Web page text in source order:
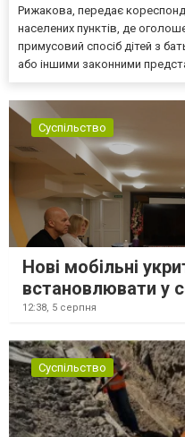
Рижакова, передає
населених пунктів, де
примусовий спосіб дітей з
або іншими законними
Суспільство
Нові мобільні
встановлювати у
12:38, 5 серпня
Суспільство